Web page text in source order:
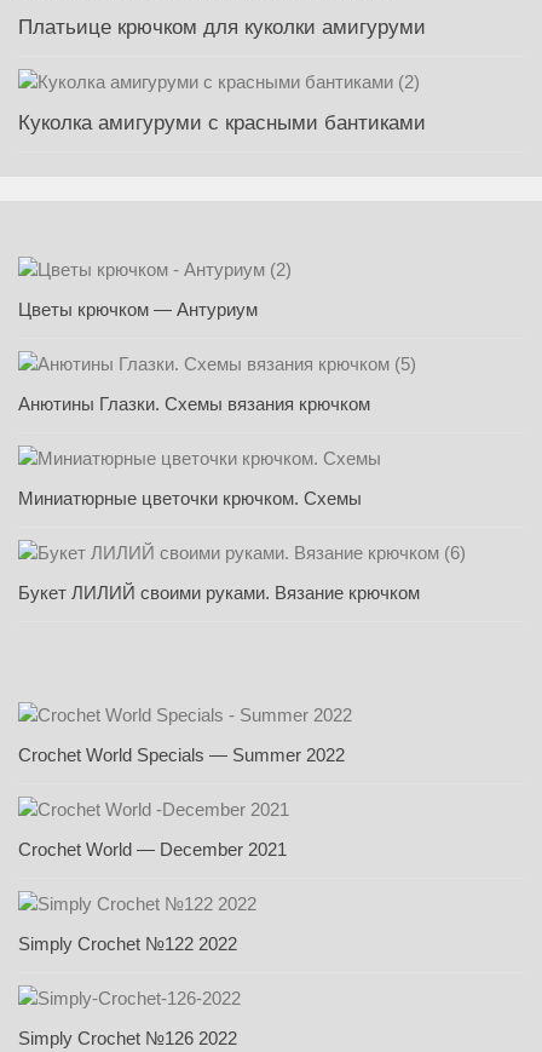
Платьице крючком для куколки амигуруми
Куколка амигуруми с красными бантиками
Цветы крючком — Антуриум
Анютины Глазки. Схемы вязания крючком
Миниатюрные цветочки крючком. Схемы
Букет ЛИЛИЙ своими руками. Вязание крючком
Crochet World Specials — Summer 2022
Crochet World — December 2021
Simply Crochet №122 2022
Simply Crochet №126 2022